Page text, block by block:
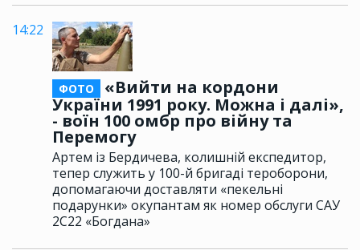
14:22
ФОТО
«Вийти на кордони
України 1991 року. Можна і далі»,
- воїн 100 омбр про війну та
Перемогу
Артем із Бердичева, колишній експедитор,
тепер служить у 100-й бригаді тероборони,
допомагаючи доставляти «пекельні
подарунки» окупантам як номер обслуги САУ
2С22 «Богдана»